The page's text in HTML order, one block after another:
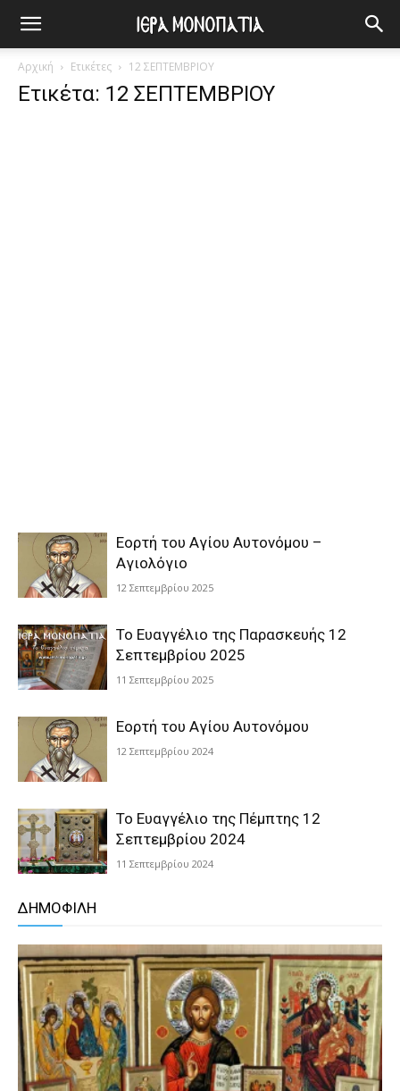
Αρχική Ετικέτες 12 ΣΕΠΤΕΜΒΡΙΟΥ
Ετικέτα: 12 ΣΕΠΤΕΜΒΡΙΟΥ
Εορτή του Αγίου Αυτονόμου –
Αγιολόγιο
12 Σεπτεμβρίου 2025
Το Ευαγγέλιο της Παρασκευής 12
Σεπτεμβρίου 2025
11 Σεπτεμβρίου 2025
Εορτή του Αγίου Αυτονόμου
12 Σεπτεμβρίου 2024
Το Ευαγγέλιο της Πέμπτης 12
Σεπτεμβρίου 2024
11 Σεπτεμβρίου 2024
ΔΗΜΟΦΙΛΗ